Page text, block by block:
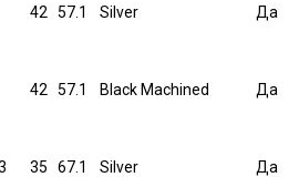
42 57.1 Silver Да
42 57.1 Black Machined Да
35 67.1 Silver Да